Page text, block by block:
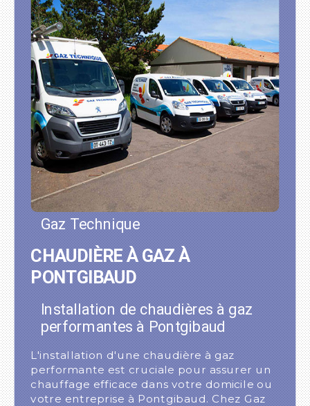
Gaz Technique
CHAUDIÈRE À GAZ À
PONTGIBAUD
Installation de chaudières à gaz
performantes à Pontgibaud
L'installation d'une chaudière à gaz
performante est cruciale pour assurer un
chauffage efficace dans votre domicile ou
votre entreprise à Pontgibaud. Chez Gaz